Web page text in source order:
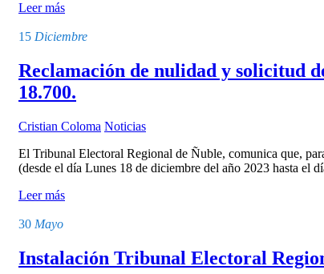
Leer más
15 Diciembre
Reclamación de nulidad y solicitud
18.700.
Cristian Coloma Noticias
El Tribunal Electoral Regional de Ñuble, comunica que,
(desde el día Lunes 18 de diciembre del año 2023 hasta el
Leer más
30 Mayo
Instalación Tribunal Electoral